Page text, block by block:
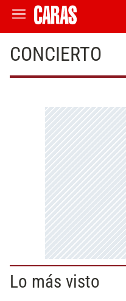
CONCIERTO
Lo más visto